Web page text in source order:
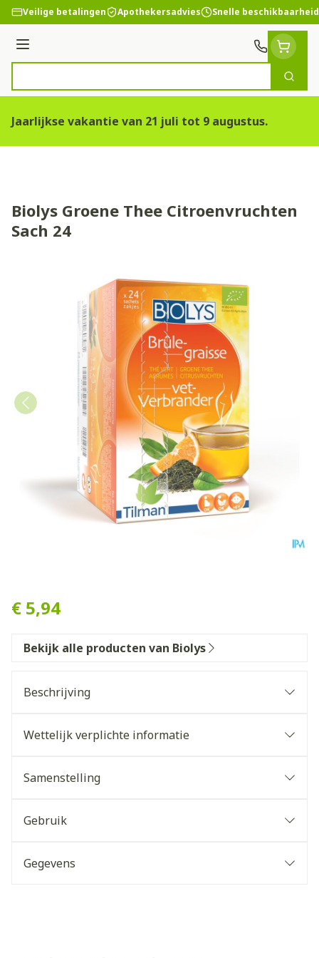
Ga naar de inhoud
Veilige betalingen Apothekersadvies Snelle beschikbaarheid
Menu
Zoek
Jaarlijkse vakantie van 21 juli tot 9 augustus.
Biolys Groene Thee Citroenvruchten
Sach 24
€ 5,94
Bekijk alle producten van Biolys
Beschrijving
Wettelijk verplichte informatie
Samenstelling
Gebruik
Gegevens